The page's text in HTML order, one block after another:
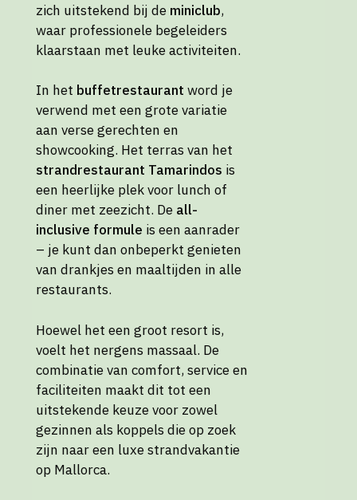
zich uitstekend bij de miniclub,
waar professionele begeleiders
klaarstaan met leuke activiteiten.
In het buffetrestaurant word je
verwend met een grote variatie
aan verse gerechten en
showcooking. Het terras van het
strandrestaurant Tamarindos is
een heerlijke plek voor lunch of
diner met zeezicht. De all-
inclusive formule is een aanrader
– je kunt dan onbeperkt genieten
van drankjes en maaltijden in alle
restaurants.
Hoewel het een groot resort is,
voelt het nergens massaal. De
combinatie van comfort, service en
faciliteiten maakt dit tot een
uitstekende keuze voor zowel
gezinnen als koppels die op zoek
zijn naar een luxe strandvakantie
op Mallorca.